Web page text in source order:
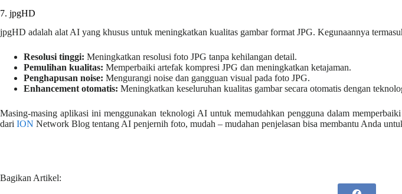
7. jpgHD
jpgHD adalah alat AI yang khusus untuk meningkatkan kualitas gambar format JPG. Kegunaannya
Resolusi tinggi: Meningkatkan resolusi foto JPG tanpa kehilangan detail.
Pemulihan kualitas: Memperbaiki artefak kompresi JPG dan meningkatkan ketajaman.
Penghapusan noise: Mengurangi noise dan gangguan visual pada foto JPG.
Enhancement otomatis: Meningkatkan keseluruhan kualitas gambar secara otomatis dengan
Masing-masing aplikasi ini menggunakan teknologi AI untuk memudahkan pengguna dalam
dari ION Network Blog tentang AI penjernih foto, mudah – mudahan penjelasan bisa membantu Anda
Bagikan Artikel: